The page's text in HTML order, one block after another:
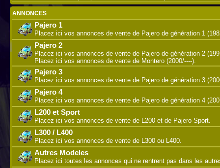
ANNONCES
Pajero 1
Placez ici vos annonces de vente de Pajero de génération 1
Pajero 2
Placez ici vos annonces de vente de Pajero de génération 2
Placez ici vos annonces de vente de Montero (2000/----).
Pajero 3
Placez ici vos annonces de vente de Pajero de génération 3
Pajero 4
Placez ici vos annonces de vente de Pajero de génération 4
L200 et Sport
Placez ici vos annonces de vente de L200 et de Pajero Sport.
L300 / L400
Placez ici vos annonces de vente de L300 ou L400.
Autres Modeles
Placez ici toutes les annonces qui ne rentrent pas dans les